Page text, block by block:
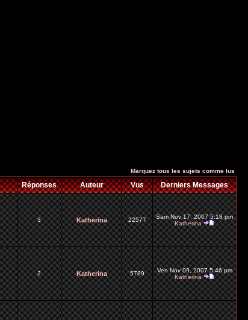
Marquez tous les sujets comme lus
Réponses Auteur Vus Derniers Messages
3 Katherina 22577
Sam Nov 17, 2007 5:18 pm
Katherina
2 Katherina 5789
Ven Nov 09, 2007 5:46 pm
Katherina